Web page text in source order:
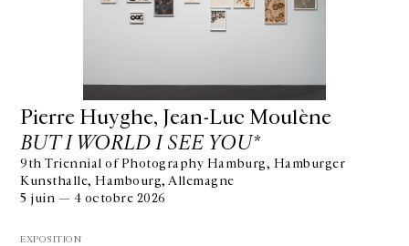
Pierre Huyghe, Jean-Luc Moulène
BUT I WORLD I SEE YOU*
9th Triennial of Photography Hamburg, Hamburger
Kunsthalle, Hambourg, Allemagne
5 juin — 4 octobre 2026
EXPOSITION